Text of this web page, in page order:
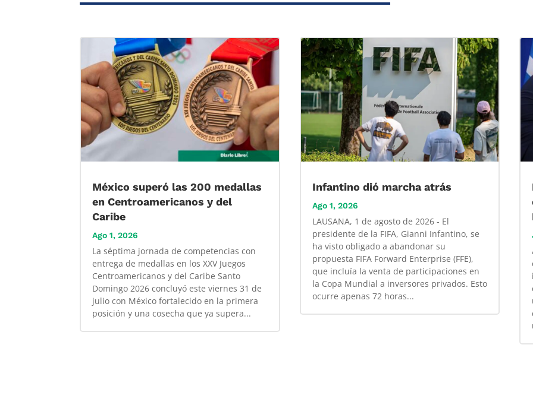
México superó las 200 medallas
en Centroamericanos y del
Caribe
Ago 1, 2026
La séptima jornada de competencias con
entrega de medallas en los XXV Juegos
Centroamericanos y del Caribe Santo
Domingo 2026 concluyó este viernes 31 de
julio con México fortalecido en la primera
posición y una cosecha que ya supera...
Infantino dió marcha atrás
Ago 1, 2026
LAUSANA, 1 de agosto de 2026 - El
presidente de la FIFA, Gianni Infantino, se
ha visto obligado a abandonar su
propuesta FIFA Forward Enterprise (FFE),
que incluía la venta de participaciones en
la Copa Mundial a inversores privados. Esto
ocurre apenas 72 horas...